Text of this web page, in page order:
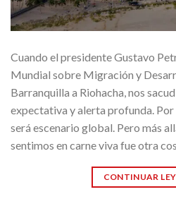
Cuando el presidente Gustavo
Mundial sobre Migración y
Barranquilla a Riohacha, nos
expectativa y alerta profunda. Por
será escenario global. Pero más
sentimos en carne viva fue otra
CONTINUAR